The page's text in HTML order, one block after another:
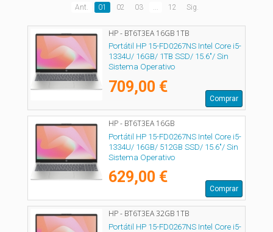
Ant. 01 02 03 12 Sig.
HP - BT6T3EA 16GB 1TB
Portátil HP 15-FD0267NS Intel Core i5-
1334U/ 16GB/ 1TB SSD/ 15.6"/ Sin
Sistema Operativo
709,00 €
Comprar
HP - BT6T3EA 16GB
Portátil HP 15-FD0267NS Intel Core i5-
1334U/ 16GB/ 512GB SSD/ 15.6"/ Sin
Sistema Operativo
629,00 €
Comprar
HP - BT6T3EA 32GB 1TB
Portátil HP 15-FD0267NS Intel Core i5-